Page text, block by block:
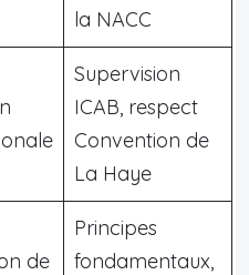
la NACC
Supervision
ICAB, respect
Convention de
La Haye
de
Principes
fondamentaux,